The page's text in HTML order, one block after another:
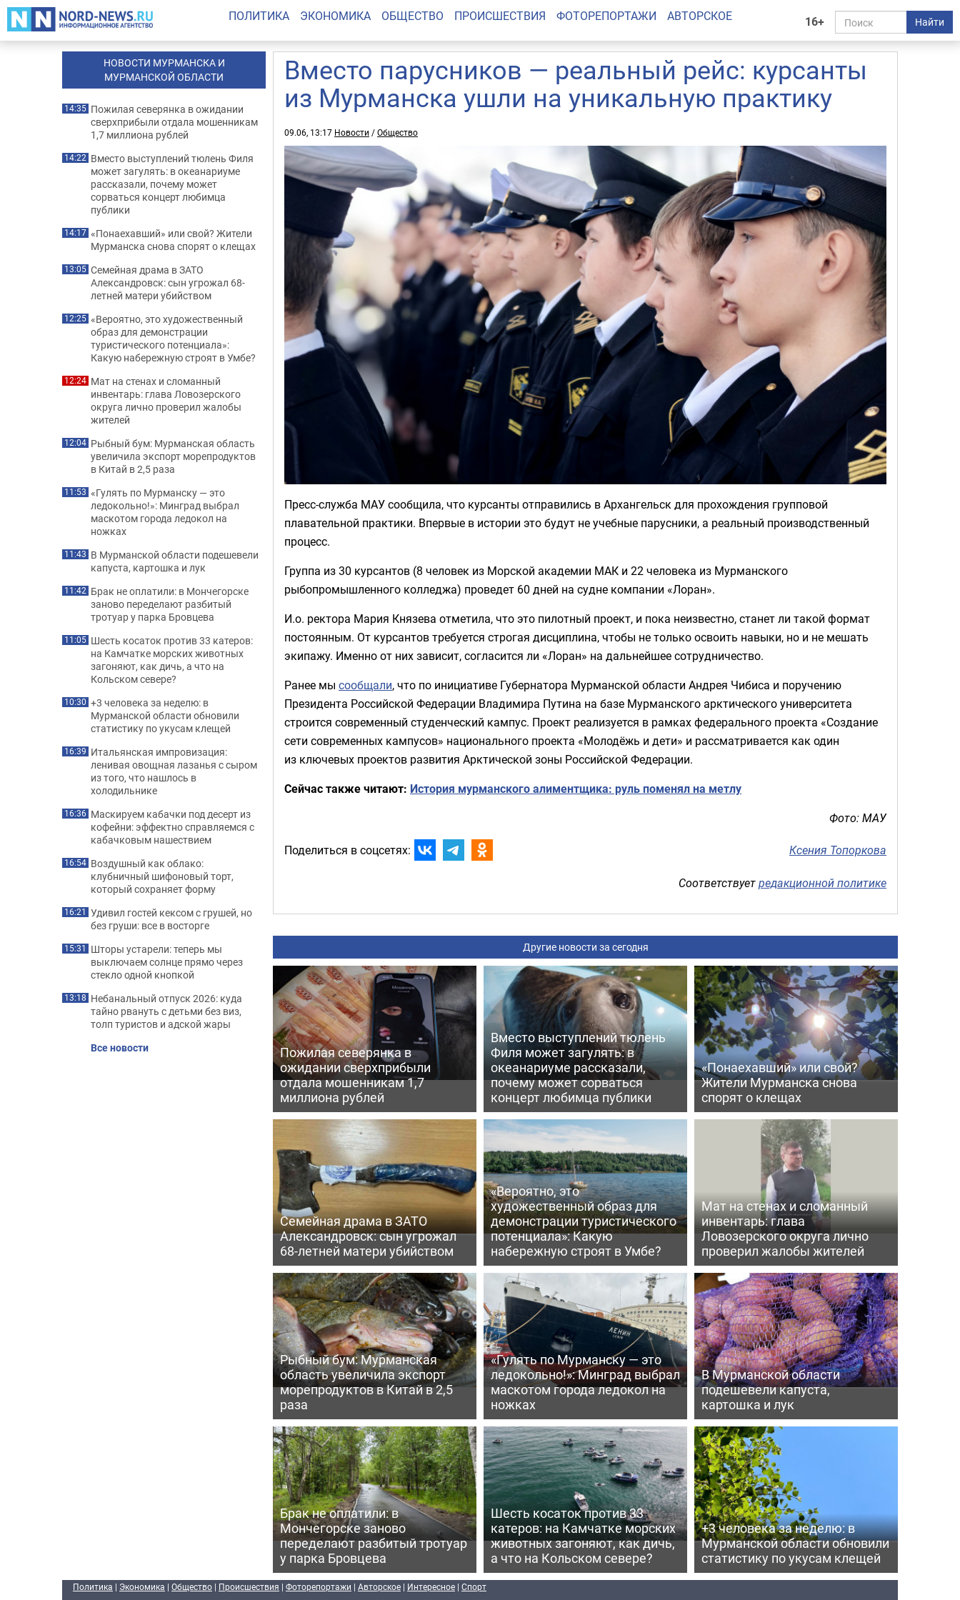
16+ Найти
ПОЛИТИКА ЭКОНОМИКА ОБЩЕСТВО ПРОИСШЕСТВИЯ ФОТОРЕПОРТАЖИ АВТОРСКОЕ
Вместо парусников — реальный рейс: курсанты
из Мурманска ушли на уникальную практику
09.06, 13:17 Новости /Общество
Пресс-служба МАУ сообщила, что курсанты отправились в Архангельск для прохождения групповой
плавательной практики. Впервые в истории это будут не учебные парусники, а реальный производственный
процесс.
Группа из 30 курсантов (8 человек из Морской академии МАК и 22 человека из Мурманского
рыбопромышленного колледжа) проведет 60 дней на судне компании «Лоран».
И.о. ректора Мария Князева отметила, что это пилотный проект, и пока неизвестно, станет ли такой формат
постоянным. От курсантов требуется строгая дисциплина, чтобы не только освоить навыки, но и не мешать
экипажу. Именно от них зависит, согласится ли «Лоран» на дальнейшее сотрудничество.
Ранее мы сообщали, что по инициативе Губернатора Мурманской области Андрея Чибиса и поручению
Президента Российской Федерации Владимира Путина на базе Мурманского арктического университета
строится современный студенческий кампус. Проект реализуется в рамках федерального проекта «Создание
сети современных кампусов» национального проекта «Молодёжь и дети» и рассматривается как один
из ключевых проектов развития Арктической зоны Российской Федерации.
Сейчас также читают: История мурманского алиментщика: руль поменял на метлу
Фото: МАУ
Поделиться в соцсетях: Ксения Топоркова
Соответствуетредакционной политике
Другие новости за сегодня
Пожилая северянка в
ожидании сверхприбыли
отдала мошенникам 1,7
миллиона рублей
Вместо выступлений тюлень
Филя может загулять: в
океанариуме рассказали,
почему может сорваться
концерт любимца публики
«Понаехавший» или свой?
Жители Мурманска снова
спорят о клещах
Семейная драма в ЗАТО
Александровск: сын угрожал
68-летней матери убийством
«Вероятно, это
художественный образ для
демонстрации туристического
потенциала»: Какую
набережную строят в Умбе?
Мат на стенах и сломанный
инвентарь: глава
Ловозерского округа лично
проверил жалобы жителей
Рыбный бум: Мурманская
область увеличила экспорт
морепродуктов в Китай в 2,5
раза
«Гулять по Мурманску — это
ледокольно!»: Минград выбрал
маскотом города ледокол на
ножках
В Мурманской области
подешевели капуста,
картошка и лук
Брак не оплатили: в
Мончегорске заново
переделают разбитый тротуар
у парка Бровцева
Шесть косаток против 33
катеров: на Камчатке морских
животных загоняют, как дичь,
а что на Кольском севере?
+3 человека за неделю: в
Мурманской области обновили
статистику по укусам клещей
НОВОСТИ МУРМАНСКА И
МУРМАНСКОЙ ОБЛАСТИ
14:35 Пожилая северянка в ожидании
сверхприбыли отдала мошенникам
1,7 миллиона рублей
14:22 Вместо выступлений тюлень Филя
может загулять: в океанариуме
рассказали, почему может
сорваться концерт любимца
публики
14:17 «Понаехавший» или свой? Жители
Мурманска снова спорят о клещах
13:05 Семейная драма в ЗАТО
Александровск: сын угрожал 68-
летней матери убийством
12:25 «Вероятно, это художественный
образ для демонстрации
туристического потенциала»:
Какую набережную строят в Умбе?
12:24 Мат на стенах и сломанный
инвентарь: глава Ловозерского
округа лично проверил жалобы
жителей
12:04 Рыбный бум: Мурманская область
увеличила экспорт морепродуктов
в Китай в 2,5 раза
11:53 «Гулять по Мурманску — это
ледокольно!»: Минград выбрал
маскотом города ледокол на
ножках
11:43 В Мурманской области подешевели
капуста, картошка и лук
11:42 Брак не оплатили: в Мончегорске
заново переделают разбитый
тротуар у парка Бровцева
11:05 Шесть косаток против 33 катеров:
на Камчатке морских животных
загоняют, как дичь, а что на
Кольском севере?
10:30 +3 человека за неделю: в
Мурманской области обновили
статистику по укусам клещей
16:39 Итальянская импровизация:
ленивая овощная лазанья с сыром
из того, что нашлось в
холодильнике
16:36 Маскируем кабачки под десерт из
кофейни: эффектно справляемся с
кабачковым нашествием
16:54 Воздушный как облако:
клубничный шифоновый торт,
который сохраняет форму
16:21 Удивил гостей кексом с грушей, но
без груши: все в восторге
15:31 Шторы устарели: теперь мы
выключаем солнце прямо через
стекло одной кнопкой
13:18 Небанальный отпуск 2026: куда
тайно рвануть с детьми без виз,
толп туристов и адской жары
Все новости
Политика | Экономика | Общество | Происшествия | Фоторепортажи | Авторское | Интересное | Спорт